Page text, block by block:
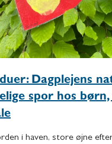
Dagplejens
spor hos
i haven, store øjne